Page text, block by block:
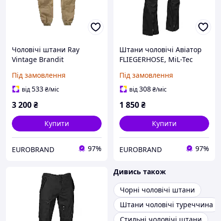
Чоловічі штани Ray
Vintage Brandit
Під замовлення
від533₴/міс
3 200₴
Купити
EUROBRAND 97%
Штани чоловічі Авіатор
FLIEGERHOSE, MiL-Tec
Під замовлення
від308₴/міс
1 850₴
Купити
EUROBRAND 97%
Дивись також
Чорні чоловічі штани
Штани чоловічі туреччина